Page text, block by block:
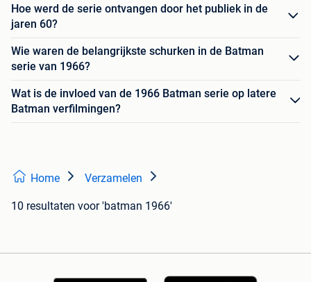
Hoe werd de serie ontvangen door het publiek in de
jaren 60?
Wie waren de belangrijkste schurken in de Batman
serie van 1966?
Wat is de invloed van de 1966 Batman serie op latere
Batman verfilmingen?
Home Verzamelen
10 resultaten voor 'batman 1966'